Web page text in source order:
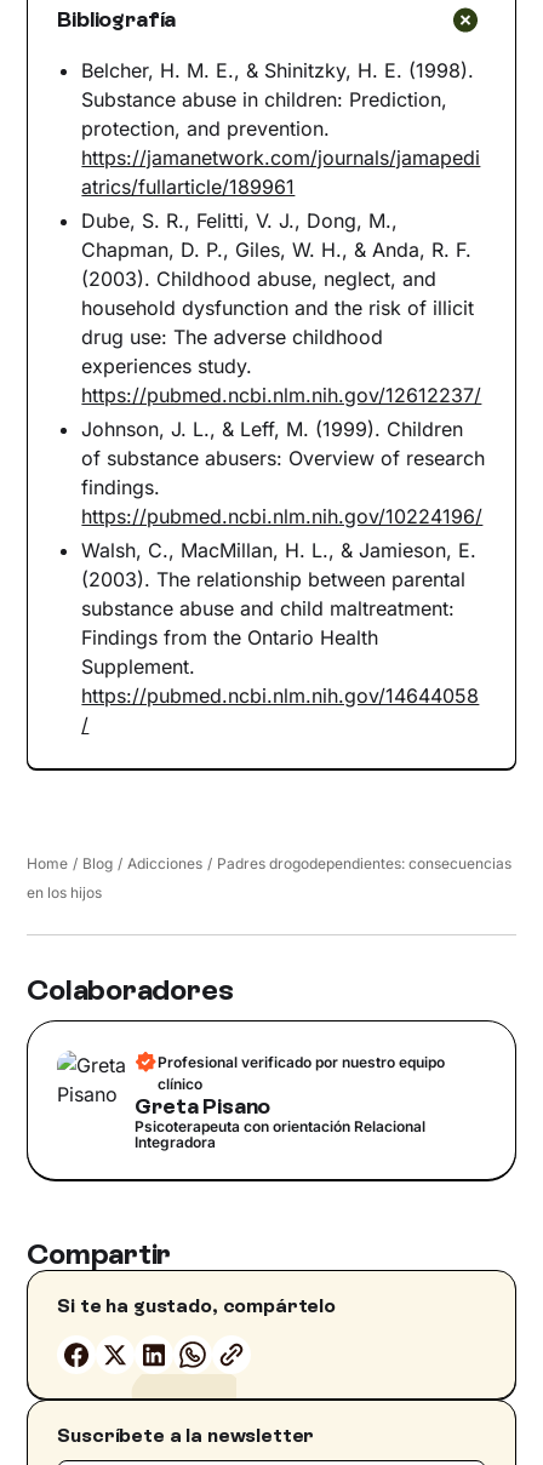
Bibliografía
Belcher, H. M. E., & Shinitzky, H. E. (1998).
Substance abuse in children: Prediction,
protection, and prevention.
https://jamanetwork.com/journals/jamapedi
atrics/fullarticle/189961
Dube, S. R., Felitti, V. J., Dong, M.,
Chapman, D. P., Giles, W. H., & Anda, R. F.
(2003). Childhood abuse, neglect, and
household dysfunction and the risk of illicit
drug use: The adverse childhood
experiences study.
https://pubmed.ncbi.nlm.nih.gov/12612237/
Johnson, J. L., & Leff, M. (1999). Children
of substance abusers: Overview of research
findings.
https://pubmed.ncbi.nlm.nih.gov/10224196/
Walsh, C., MacMillan, H. L., & Jamieson, E.
(2003). The relationship between parental
substance abuse and child maltreatment:
Findings from the Ontario Health
Supplement.
https://pubmed.ncbi.nlm.nih.gov/14644058
/
Home / Blog / Adicciones / Padres drogodependientes: consecuencias
en los hijos
Colaboradores
Profesional verificado por nuestro equipo
clínico
Greta Pisano
Psicoterapeuta con orientación Relacional
Integradora
Compartir
Si te ha gustado, compártelo
Suscríbete a la newsletter